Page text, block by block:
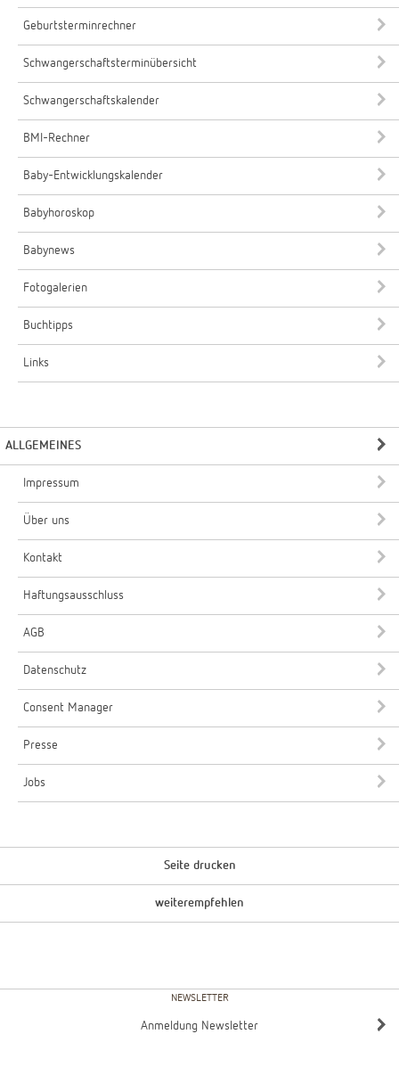
Geburtsterminrechner
Schwangerschaftsterminübersicht
Schwangerschaftskalender
BMI-Rechner
Baby-Entwicklungskalender
Babyhoroskop
Babynews
Fotogalerien
Buchtipps
Links
ALLGEMEINES
Impressum
Über uns
Kontakt
Haftungsausschluss
AGB
Datenschutz
Consent Manager
Presse
Jobs
Seite drucken
weiterempfehlen
NEWSLETTER
Anmeldung Newsletter